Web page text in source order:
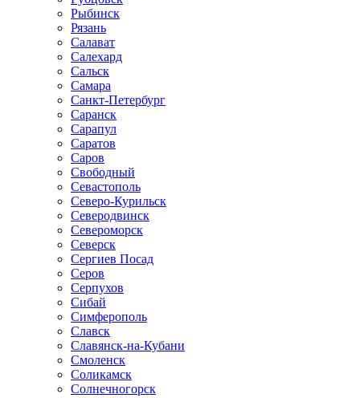
Рыбинск
Рязань
Салават
Салехард
Сальск
Самара
Санкт-Петербург
Саранск
Сарапул
Саратов
Саров
Свободный
Севастополь
Северо-Курильск
Северодвинск
Североморск
Северск
Сергиев Посад
Серов
Серпухов
Сибай
Симферополь
Славск
Славянск-на-Кубани
Смоленск
Соликамск
Солнечногорск